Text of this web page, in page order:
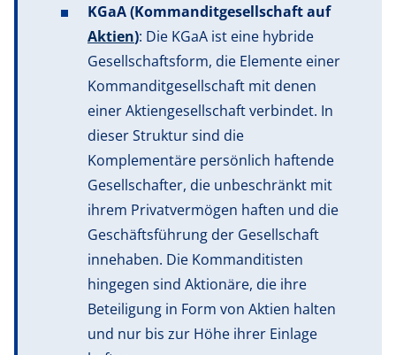
KGaA (Kommanditgesellschaft auf
Aktien): Die KGaA ist eine hybride
Gesellschaftsform, die Elemente einer
Kommanditgesellschaft mit denen
einer Aktiengesellschaft verbindet. In
dieser Struktur sind die
Komplementäre persönlich haftende
Gesellschafter, die unbeschränkt mit
ihrem Privatvermögen haften und die
Geschäftsführung der Gesellschaft
innehaben. Die Kommanditisten
hingegen sind Aktionäre, die ihre
Beteiligung in Form von Aktien halten
und nur bis zur Höhe ihrer Einlage